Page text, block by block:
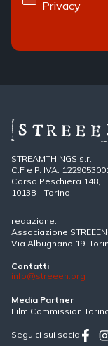
Privacy
STREAMTHINGS s.r.l.
C.F e P. IVA:
Corso Peschiera 148,
10138 – Torino
redazione:
Associazione
Via Albugnano 19,
Contatti
info@streeen.org
Media Partner
Film Commission
Seguici sui social